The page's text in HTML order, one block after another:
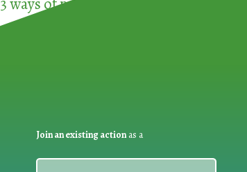
Join an existing actionas a